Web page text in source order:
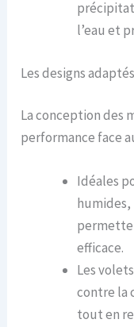
l’eau et
Les designs
La conception des
performance face
Idéales
efficace.
Les
contre la
tout en